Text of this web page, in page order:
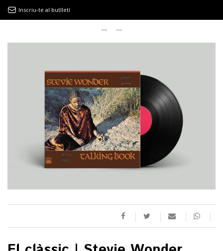
EL CLÀSSIC | ALBERT PLA
“LA VIDA ÉS COM LA MAR: SEMPRE BUSCA L’EQUILIBRI”
NOVETATS DISCOGRÀFIQUES
EL CLÀSSIC | ELS 3 TAMBORS
TEMÀTIQUES
Inscriu-te al butlletí